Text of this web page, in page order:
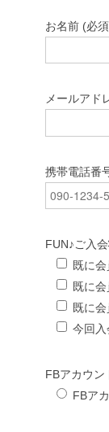
お名前 (必須
メールアド
携帯電話番
FUN♪ご入
既に
既に
既に
今回入
FBアカウン
FBア